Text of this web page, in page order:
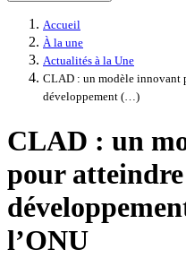
Accueil
À la une
Actualités à la Une
CLAD : un modèle innovant
développement (…)
CLAD : un
pour
l’ONU